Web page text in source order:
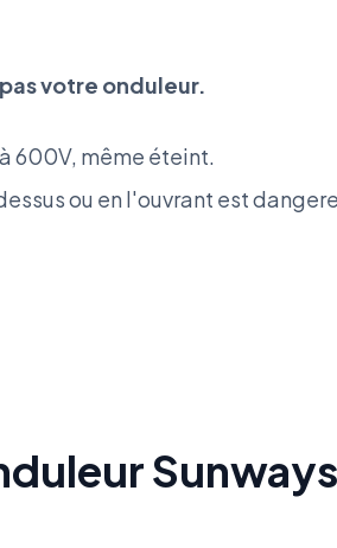
votre onduleur.
600V, même éteint.
ou en l'ouvrant est